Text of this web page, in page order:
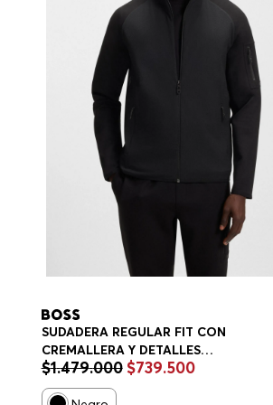
SUDADERA REGULAR FIT CON
CREMALLERA Y DETALLES
REFLECTANTES DECORATIVOS
SUDADERA REGULAR FIT HOMBRE
$1.479.000 $739.500